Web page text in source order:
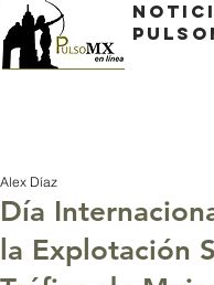
Día
la Explotación
Alex Díaz